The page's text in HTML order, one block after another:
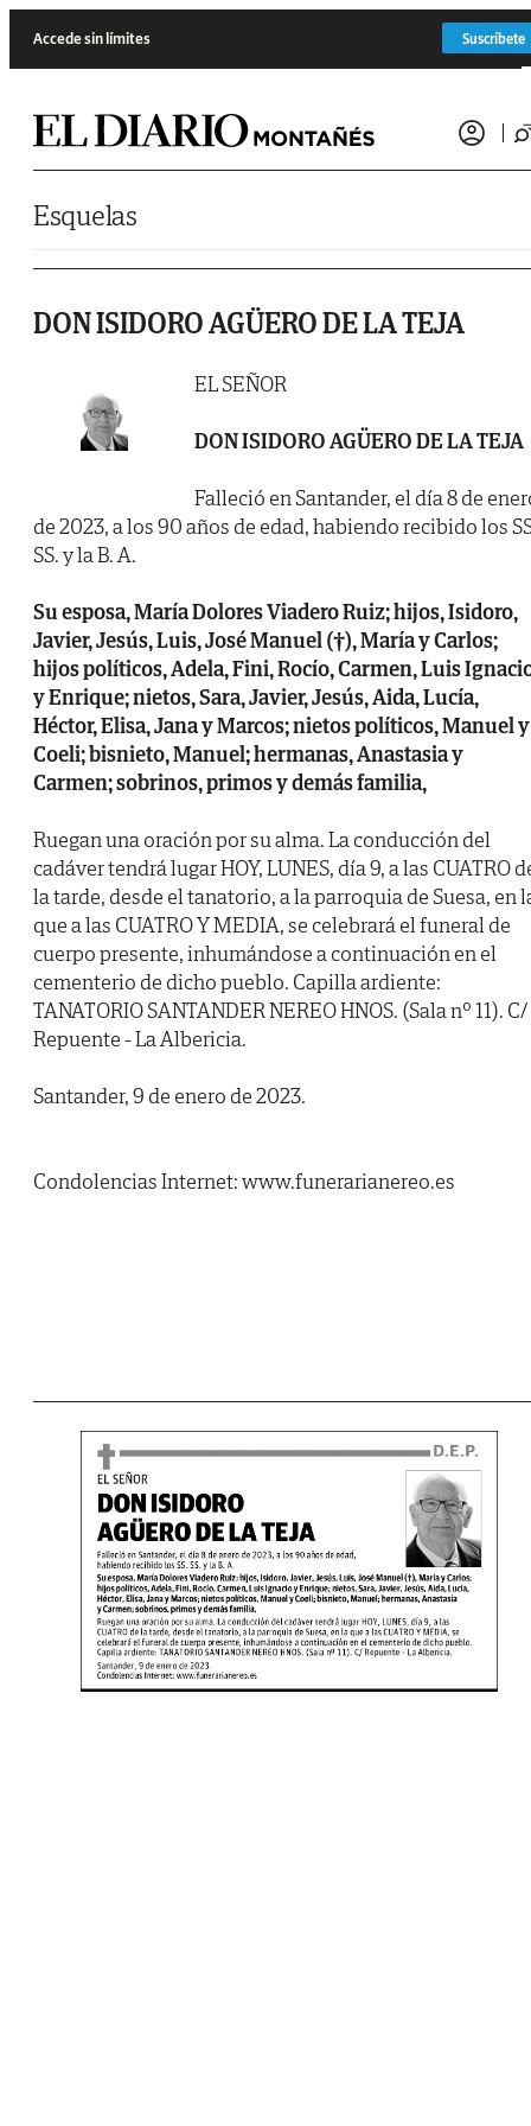
Accede sin límites Suscríbete
Esquelas
DON ISIDORO AGÜERO DE LA TEJA
EL SEÑOR
DON ISIDORO AGÜERO DE LA TEJA
Falleció en Santander, el día 8 de
de 2023, a los 90 años de edad, habiendo recibido los
SS. y la B. A.
Su esposa, María Dolores Viadero Ruiz; hijos, Isidoro,
Javier, Jesús, Luis, José Manuel (†), María y Carlos;
hijos políticos, Adela, Fini, Rocío, Carmen, Luis
y Enrique; nietos, Sara, Javier, Jesús, Aida, Lucía,
Héctor, Elisa, Jana y Marcos; nietos políticos, Manuel y
Coeli; bisnieto, Manuel; hermanas, Anastasia y
Carmen; sobrinos, primos y demás familia,
Ruegan una oración por su alma. La conducción del
cadáver tendrá lugar HOY, LUNES, día 9, a las CUATRO
la tarde, desde el tanatorio, a la parroquia de Suesa, en
que a las CUATRO Y MEDIA, se celebrará el funeral de
cuerpo presente, inhumándose a continuación en el
cementerio de dicho pueblo. Capilla ardiente:
TANATORIO SANTANDER NEREO HNOS. (Sala nº 11). C/
Repuente - La Albericia.
Santander, 9 de enero de 2023.
Condolencias Internet: www.funerarianereo.es